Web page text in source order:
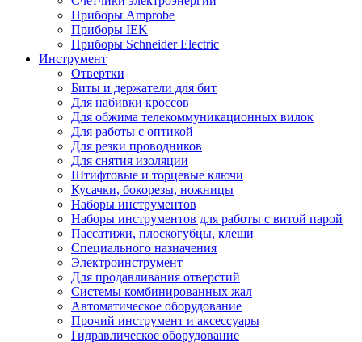
Приборы Amprobe
Приборы IEK
Приборы Schneider Electric
Инструмент
Отвертки
Биты и держатели для бит
Для набивки кроссов
Для обжима телекоммуникационных вилок
Для работы с оптикой
Для резки проводников
Для снятия изоляции
Штифтовые и торцевые ключи
Кусачки, бокорезы, ножницы
Наборы инструментов
Наборы инструментов для работы с витой парой
Пассатижи, плоскогубцы, клещи
Специального назначения
Электроинструмент
Для продавливания отверстий
Системы комбинированных жал
Автоматическое оборудование
Прочий инструмент и аксессуары
Гидравлическое оборудование